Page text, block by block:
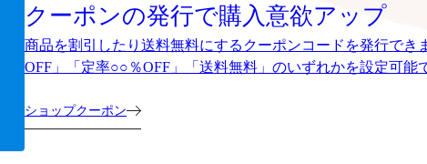
クーポンの発行で購入意欲アップ
商品を割引したり送料無料にするクーポンコードを発行でき
OFF」「定率○○％OFF」「送料無料」のいずれかを設定可能
ショップクーポン